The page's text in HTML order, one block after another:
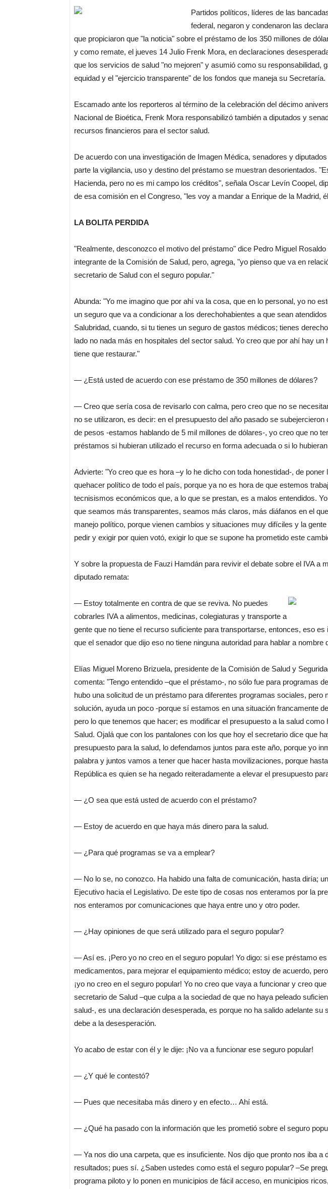
Partidos políticos, líderes de las
federal, negaron y condenaron las
que propiciaron que "la noticia" sobre el préstamo de los 350 millones de
y como remate, el jueves 14 Julio Frenk Mora, en declaraciones
que los servicios de salud "no mejoren" y asumió como su responsabilidad,
equidad y el "ejercicio transparente" de los fondos que maneja su Secretaría.
Escamado ante los reporteros al término de la celebración del décimo
Nacional de Bioética, Frenk Mora responsabilizó también a diputados y
recursos financieros para el sector salud.
De acuerdo con una investigación de Imagen Médica, senadores y
parte la vigilancia, uso y destino del préstamo se muestran desorientados.
Hacienda, pero no es mi campo los créditos", señala Oscar Levín Coopel,
de esa comisión en el Congreso, "les voy a mandar a Enrique de la Madrid,
LA BOLITA PERDIDA
"Realmente, desconozco el motivo del préstamo" dice Pedro Miguel Rosaldo
integrante de la Comisión de Salud, pero, agrega, "yo pienso que va en
secretario de Salud con el seguro popular."
Abunda: "Yo me imagino que por ahí va la cosa, que en lo personal, yo no
un seguro que va a condicionar a los derechohabientes a que sean
Salubridad, cuando, si tu tienes un seguro de gastos médicos; tienes
lado no nada más en hospitales del sector salud. Yo creo que por ahí hay un
tiene que restaurar."
— ¿Está usted de acuerdo con ese préstamo de 350 millones de dólares?
— Creo que sería cosa de revisarlo con calma, pero creo que no se
no se utilizaron, es decir: en el presupuesto del año pasado se subejercieron
de pesos -estamos hablando de 5 mil millones de dólares-, yo creo que no
préstamos si hubieran utilizado el recurso en forma adecuada o si lo
Advierte: "Yo creo que es hora –y lo he dicho con toda honestidad-, de
quehacer político de todo el país, porque ya no es hora de que estemos
tecnisismos económicos que, a lo que se prestan, es a malos entendidos.
que seamos más transparentes, seamos más claros, más diáfanos en el
manejo político, porque vienen cambios y situaciones muy difíciles y la
pedir y exigir por quien votó, exigir lo que se supone ha prometido este
Y sobre la propuesta de Fauzi Hamdán para revivir el debate sobre el IVA a
diputado remata:
— Estoy totalmente en contra de que se reviva. No puedes
cobrarles IVA a alimentos, medicinas, colegiaturas y transporte a
gente que no tiene el recurso suficiente para transportarse, entonces, eso
que el senador que dijo eso no tiene ninguna autoridad para hablar a nombre
Elías Miguel Moreno Brizuela, presidente de la Comisión de Salud y
comenta: "Tengo entendido –que el préstamo-, no sólo fue para programas
hubo una solicitud de un préstamo para diferentes programas sociales, pero
solución, ayuda un poco -porque sí estamos en una situación francamente
pero lo que tenemos que hacer; es modificar el presupuesto a la salud como
Salud. Ojalá que con los pantalones con los que hoy el secretario dice que
presupuesto para la salud, lo defendamos juntos para este año, porque yo
palabra y juntos vamos a tener que hacer hasta movilizaciones, porque
República es quien se ha negado reiteradamente a elevar el presupuesto
— ¿O sea que está usted de acuerdo con el préstamo?
— Estoy de acuerdo en que haya más dinero para la salud.
— ¿Para qué programas se va a emplear?
— No lo se, no conozco. Ha habido una falta de comunicación, hasta diría;
Ejecutivo hacia el Legislativo. De este tipo de cosas nos enteramos por la
nos enteramos por comunicaciones que haya entre uno y otro poder.
— ¿Hay opiniones de que será utilizado para el seguro popular?
— Así es. ¡Pero yo no creo en el seguro popular! Yo digo: si ese préstamo
medicamentos, para mejorar el equipamiento médico; estoy de acuerdo,
¡yo no creo en el seguro popular! Yo no creo que vaya a funcionar y creo
secretario de Salud –que culpa a la sociedad de que no haya peleado
salud-, es una declaración desesperada, es porque no ha salido adelante su
debe a la desesperación.
Yo acabo de estar con él y le dije: ¡No va a funcionar ese seguro popular!
— ¿Y qué le contestó?
— Pues que necesitaba más dinero y en efecto… Ahí está.
— ¿Qué ha pasado con la información que les prometió sobre el seguro
— Ya nos dio una carpeta, que es insuficiente. Nos dijo que pronto nos iba a
resultados; pues sí. ¿Saben ustedes como está el seguro popular? –Se
programa piloto y lo ponen en municipios de fácil acceso, en municipios